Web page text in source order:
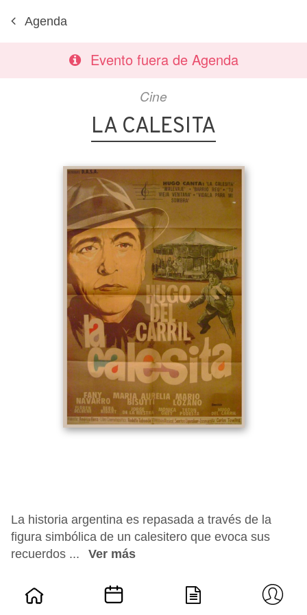
Agenda
Evento fuera de Agenda
Cine
LA CALESITA
La historia argentina es repasada a través de la
figura simbólica de un calesitero que evoca sus
recuerdos ...
Ver más